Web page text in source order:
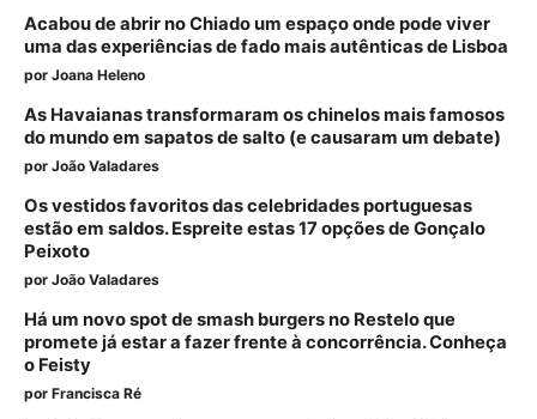
Acabou de abrir no Chiado um espaço onde pode viver
uma das experiências de fado mais autênticas de Lisboa
por Joana Heleno
As Havaianas transformaram os chinelos mais famosos
do mundo em sapatos de salto (e causaram um debate)
por João Valadares
Os vestidos favoritos das celebridades portuguesas
estão em saldos. Espreite estas 17 opções de Gonçalo
Peixoto
por João Valadares
Há um novo spot de smash burgers no Restelo que
promete já estar a fazer frente à concorrência. Conheça
o Feisty
por Francisca Ré